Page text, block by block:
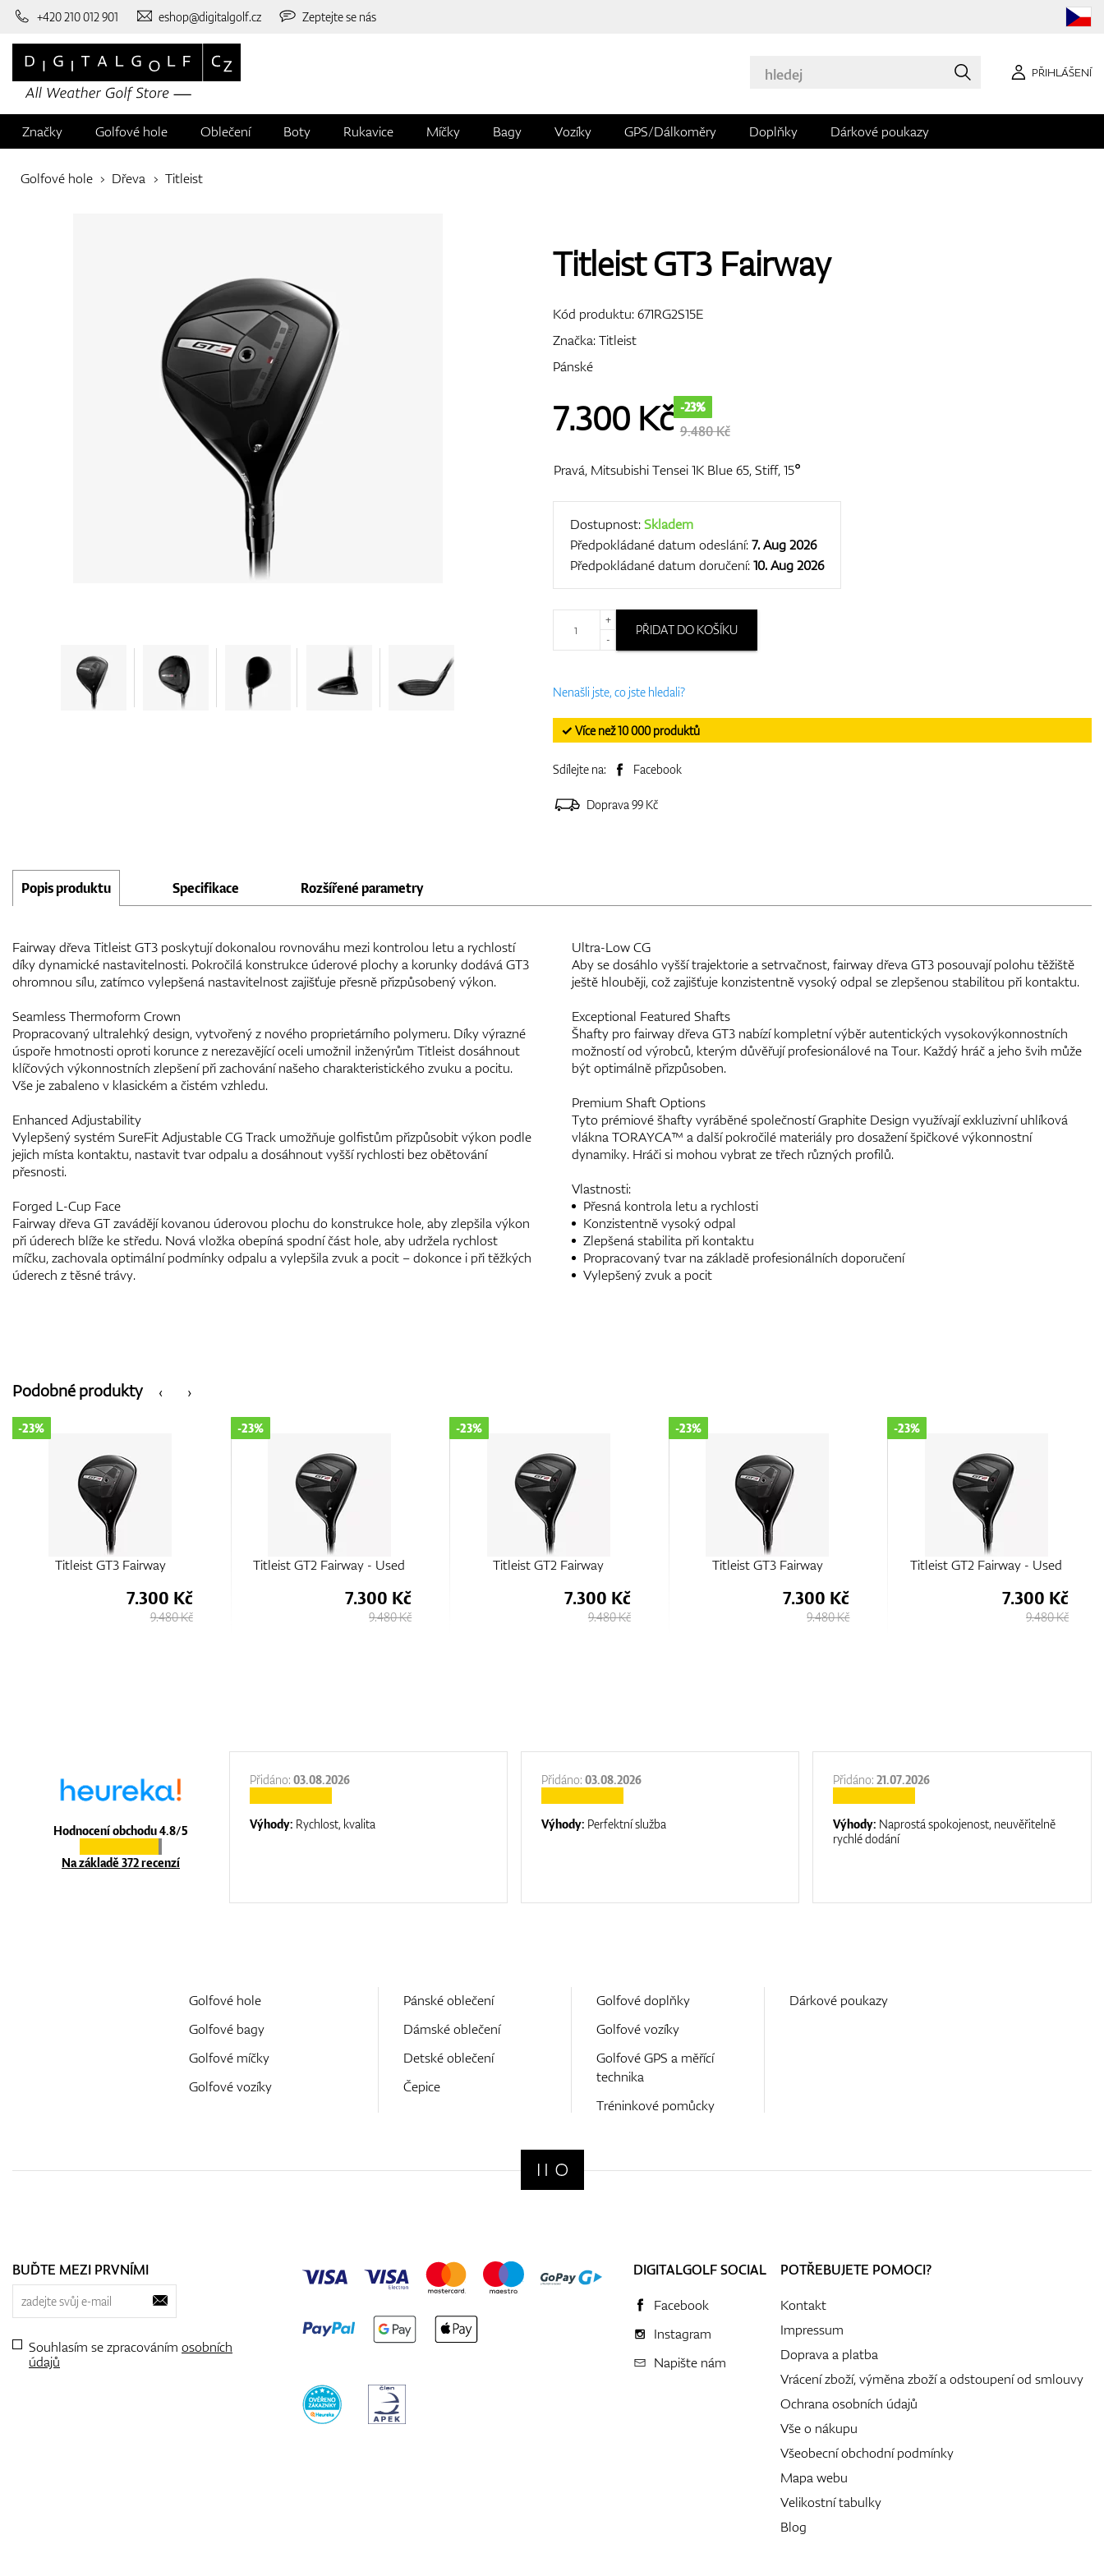
+420 210 012 901 eshop@digitalgolf.cz Zeptejte se nás
PŘIHLÁŠENÍ
Značky Golfové hole Oblečení Boty Rukavice Míčky Bagy Vozíky GPS/Dálkoměry Doplňky Dárkové poukazy
Golfové hole Dřeva Titleist
Titleist GT3 Fairway
Kód produktu:671RG2S15E
Značka:Titleist
Pánské
7.300Kč -23%
9.480 Kč
Pravá, Mitsubishi Tensei 1K Blue 65, Stiff, 15°
Dostupnost:Skladem
Předpokládané datum odeslání:7. Aug 2026
Předpokládané datum doručení:10. Aug 2026
+
-
PŘIDAT DO KOŠÍKU
Nenašli jste, co jste hledali?
✓ Více než 10 000 produktů
Sdílejte na: Facebook
Doprava 99 Kč
Popis produktu Specifikace Rozšířené parametry
Fairway dřeva Titleist GT3 poskytují dokonalou rovnováhu mezi kontrolou letu a rychlostí
díky dynamické nastavitelnosti. Pokročilá konstrukce úderové plochy a korunky dodává GT3
ohromnou sílu, zatímco vylepšená nastavitelnost zajišťuje přesně přizpůsobený výkon.
Seamless Thermoform Crown
Propracovaný ultralehký design, vytvořený z nového proprietárního polymeru. Díky výrazné
úspoře hmotnosti oproti korunce z nerezavějící oceli umožnil inženýrům Titleist dosáhnout
klíčových výkonnostních zlepšení při zachování našeho charakteristického zvuku a pocitu.
Vše je zabaleno v klasickém a čistém vzhledu.
Enhanced Adjustability
Vylepšený systém SureFit Adjustable CG Track umožňuje golfistům přizpůsobit výkon podle
jejich místa kontaktu, nastavit tvar odpalu a dosáhnout vyšší rychlosti bez obětování
přesnosti.
Forged L-Cup Face
Fairway dřeva GT zavádějí kovanou úderovou plochu do konstrukce hole, aby zlepšila výkon
při úderech blíže ke středu. Nová vložka obepíná spodní část hole, aby udržela rychlost
míčku, zachovala optimální podmínky odpalu a vylepšila zvuk a pocit – dokonce i při těžkých
úderech z těsné trávy.
Ultra-Low CG
Aby se dosáhlo vyšší trajektorie a setrvačnost, fairway dřeva GT3 posouvají polohu těžiště
ještě hlouběji, což zajišťuje konzistentně vysoký odpal se zlepšenou stabilitou při kontaktu.
Exceptional Featured Shafts
Šhafty pro fairway dřeva GT3 nabízí kompletní výběr autentických vysokovýkonnostních
možností od výrobců, kterým důvěřují profesionálové na Tour. Každý hráč a jeho švih může
být optimálně přizpůsoben.
Premium Shaft Options
Tyto prémiové šhafty vyráběné společností Graphite Design využívají exkluzivní uhlíková
vlákna TORAYCA™ a další pokročilé materiály pro dosažení špičkové výkonnostní
dynamiky. Hráči si mohou vybrat ze třech různých profilů.
Vlastnosti:
Přesná kontrola letu a rychlosti
Konzistentně vysoký odpal
Zlepšená stabilita při kontaktu
Propracovaný tvar na základě profesionálních doporučení
Vylepšený zvuk a pocit
‹
Podobné produkty ›
Titleist GT3 Fairway
-23%
7.300 Kč
9.480 Kč
Titleist GT2 Fairway - Used
-23%
7.300 Kč
9.480 Kč
Titleist GT2 Fairway
-23%
7.300 Kč
9.480 Kč
Titleist GT3 Fairway
-23%
7.300 Kč
9.480 Kč
Titleist GT2 Fairway - Used
-23%
7.300 Kč
9.480 Kč
Hodnocení obchodu 4.8/5
Na základě 372 recenzí
Přidáno:03.08.2026
Výhody: Rychlost, kvalita
Přidáno:03.08.2026
Výhody: Perfektní služba
Přidáno:21.07.2026
Výhody: Naprostá spokojenost, neuvěřitelně
rychlé dodání
Golfové hole
Golfové bagy
Golfové míčky
Golfové vozíky
Pánské oblečení
Dámské oblečení
Detské oblečení
Čepice
Golfové doplňky
Golfové vozíky
Golfové GPS a měřící
technika
Tréninkové pomůcky
Dárkové poukazy
BUĎTE MEZI PRVNÍMI
Souhlasím se zpracováním osobních
údajů
DIGITALGOLF SOCIAL
Facebook
Instagram
Napište nám
POTŘEBUJETE POMOCI?
Kontakt
Impressum
Doprava a platba
Vrácení zboží, výměna zboží a odstoupení od smlouvy
Ochrana osobních údajů
Vše o nákupu
Všeobecní obchodní podmínky
Mapa webu
Velikostní tabulky
Blog